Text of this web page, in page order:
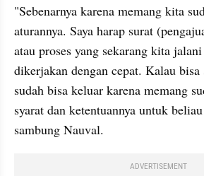
"Sebenarnya karena memang kita
aturannya. Saya harap surat
atau proses yang sekarang kita
dikerjakan dengan cepat. Kalau
sudah bisa keluar karena memang
syarat dan ketentuannya untuk
sambung Nauval.
ADVERTISEMENT